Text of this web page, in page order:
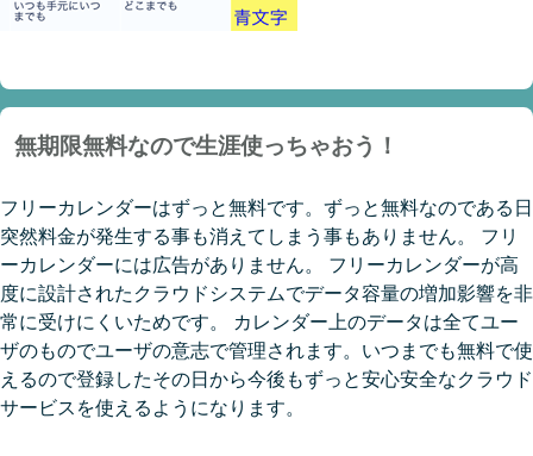
無期限無料なので生涯使っちゃおう！
フリーカレンダーはずっと無料です。ずっと無料なのである日
突然料金が発生する事も消えてしまう事もありません。 フリ
ーカレンダーには広告がありません。 フリーカレンダーが高
度に設計されたクラウドシステムでデータ容量の増加影響を非
常に受けにくいためです。 カレンダー上のデータは全てユー
ザのものでユーザの意志で管理されます。いつまでも無料で使
えるので登録したその日から今後もずっと安心安全なクラウド
サービスを使えるようになります。